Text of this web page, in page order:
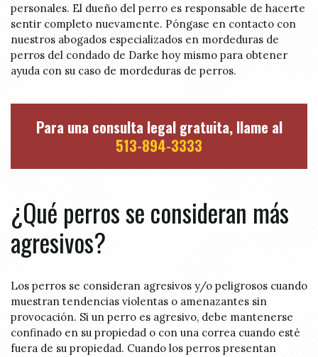
personales. El dueño del perro es responsable de hacerte
sentir completo nuevamente. Póngase en contacto con
nuestros abogados especializados en mordeduras de
perros del condado de Darke hoy mismo para obtener
ayuda con su caso de mordeduras de perros.
Para una consulta legal gratuita, llame al
513-894-3333
¿Qué perros se consideran más
agresivos?
Los perros se consideran agresivos y/o peligrosos cuando
muestran tendencias violentas o amenazantes sin
provocación. Si un perro es agresivo, debe mantenerse
confinado en su propiedad o con una correa cuando esté
fuera de su propiedad. Cuando los perros presentan